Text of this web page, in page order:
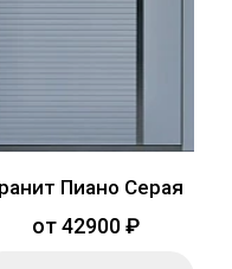
Пиано Серая
от 42900 ₽